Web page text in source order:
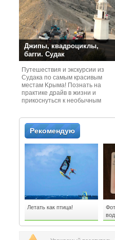
Джипы, квадроциклы,
багги. Судак
Путешествия и экскурcии из
Судaка по самым красивым
местам Kрыма! Познать на
практике драйв в жизни и
прикоснуться к необычным
Рекомендую
Летать как птица!